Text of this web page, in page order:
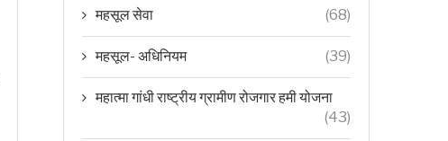
महसूल सेवा (68)
महसूल- अधिनियम (39)
महात्मा गांधी राष्ट्रीय ग्रामीण रोजगार हमी योजना
(43)